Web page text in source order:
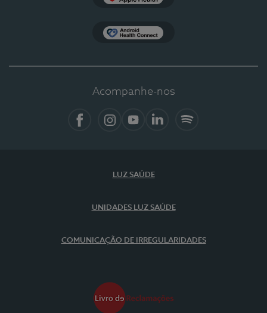
Acompanhe-nos
LUZ SAÚDE
UNIDADES LUZ SAÚDE
COMUNICAÇÃO DE IRREGULARIDADES